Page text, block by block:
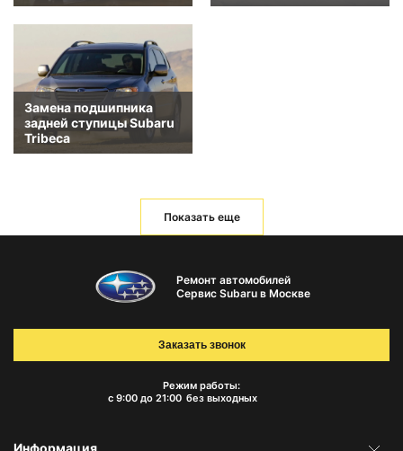
Замена подшипника
задней ступицы Subaru
Tribeca
Показать еще
Ремонт автомобилей
Сервис Subaru в Москве
Режим работы:
с 9:00 до 21:00 без выходных
Заказать звонок